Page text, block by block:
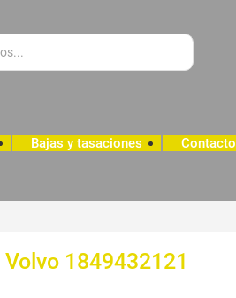
Bajas y tasaciones Contacto
1849432121